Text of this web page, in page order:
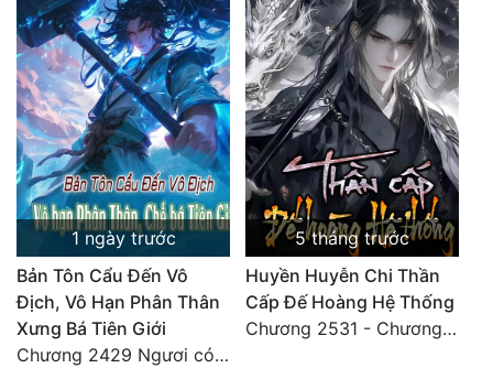
Tu Chân
Tu Tiên
Tội Phạm
Vô Địch
Võ Hiệp
Xuyên Không
Xuyên Nhanh
1 ngày trước
Bản Tôn Cẩu Đến Vô
Địch, Vô Hạn Phân Thân
Xưng Bá Tiên Giới
Chương 2429 Ngươi có tuệ nhãn? Ta có...
5 tháng trước
Huyền Huyễn Chi Thần
Cấp Đế Hoàng Hệ Thống
Chương 2531 - Chương cuối